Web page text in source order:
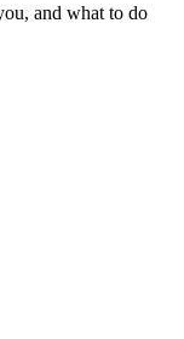
and what to do